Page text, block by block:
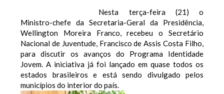
Nesta terça-feira (21) o
Ministro-chefe da Secretaria-Geral da Presidência,
Wellington Moreira Franco, recebeu o Secretário
Nacional de Juventude, Francisco de Assis Costa Filho,
para discutir os avanços do Programa Identidade
Jovem. A iniciativa já foi lançado em quase todos os
estados brasileiros e está sendo divulgado pelos
municípios do interior do país.